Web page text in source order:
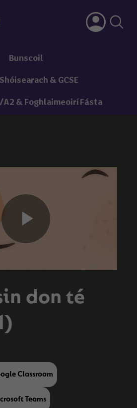
Bunscoil
& GCSE
& Foghlaimeoirí Fásta
Play
Video
don té
Classroom
Teams